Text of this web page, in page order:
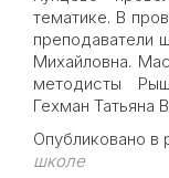
тематике. В
преподаватели
Михайловна.
методисты
Гехман Татьяна
Опубликовано в
школе